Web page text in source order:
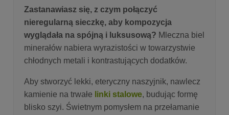
Zastanawiasz się, z czym połączyć
nieregularną sieczkę, aby kompozycja
wyglądała na spójną i luksusową? Mleczna biel
minerałów nabiera wyrazistości w towarzystwie
chłodnych metali i kontrastujących dodatków.
Aby stworzyć lekki, eteryczny naszyjnik, nawlecz
kamienie na trwałe linki stalowe, budując formę
blisko szyi. Świetnym pomysłem na przełamanie